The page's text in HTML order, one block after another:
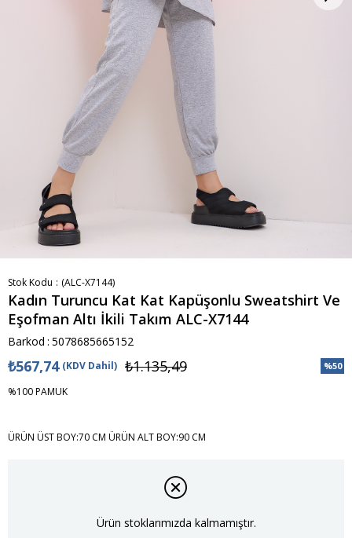
Stok Kodu (ALC-X7144)
Kadın Turuncu Kat Kat Kapüşonlu Sweatshirt Ve
Eşofman Altı İkili Takım ALC-X7144
Barkod : 5078685665152
%50
₺1.135,49
₺567,74 (KDV Dahil)
%100 PAMUK
ÜRÜN ÜST BOY:70 CM ÜRÜN ALT BOY:90 CM
Ürün stoklarımızda kalmamıştır.